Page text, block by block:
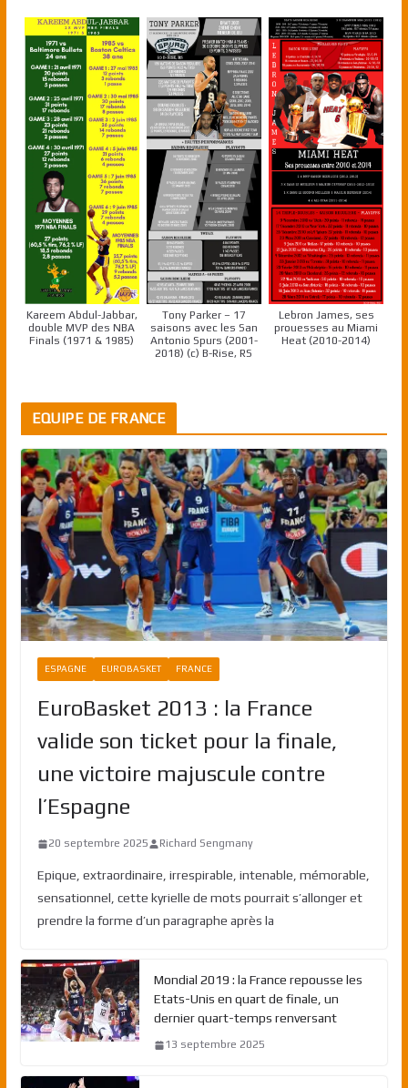
Kareem Abdul-Jabbar,
double MVP des NBA
Finals (1971 & 1985)
Tony Parker – 17
saisons avec les San
Antonio Spurs (2001-
2018) (c) B-Rise, RS
Lebron James, ses
prouesses au Miami
Heat (2010-2014)
EQUIPE DE FRANCE
ESPAGNE EUROBASKET FRANCE
EuroBasket 2013 : la France
valide son ticket pour la finale,
une victoire majuscule contre
l’Espagne
20 septembre 2025 Richard Sengmany
Epique, extraordinaire, irrespirable, intenable, mémorable,
sensationnel, cette kyrielle de mots pourrait s’allonger et
prendre la forme d’un paragraphe après la
Mondial 2019 : la France repousse les
Etats-Unis en quart de finale, un
dernier quart-temps renversant
13 septembre 2025